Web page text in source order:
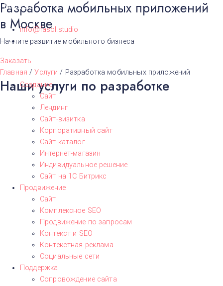
Москва
info@fasol.studio
Создание
Сайт
Лендинг
Сайт-визитка
Корпоративный сайт
Сайт-каталог
Интернет-магазин
Индивидуальное решение
Сайт на 1С Битрикс
Продвижение
Сайт
Комплексное SEO
Продвижение по запросам
Контекст и SEO
Контекстная реклама
Социальные сети
Поддержка
Сопровождение сайта
Разработка мобильных приложений
в Москве
Начните развитие мобильного бизнеса
Заказать
Главная /Услуги / Разработка мобильных приложений
Наши услуги по разработке